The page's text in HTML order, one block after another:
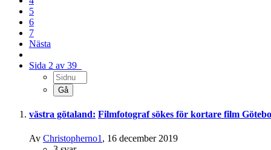
5
6
7
Nästa
Sida 2 av 39
västra götaland: Filmfotograf sökes för kortare film
Av Christopherno1 , 16 december 2019